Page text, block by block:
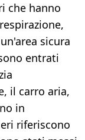
che hanno
sicura
entrati
il carro aria,
in
riferiscono